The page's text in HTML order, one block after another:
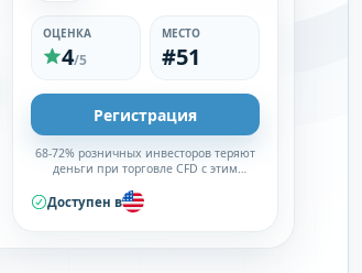
ОЦЕНКА
4/5
МЕСТО
#51
Регистрация
68-72% розничных инвесторов теряют
деньги при торговле CFD с этим
Доступен в